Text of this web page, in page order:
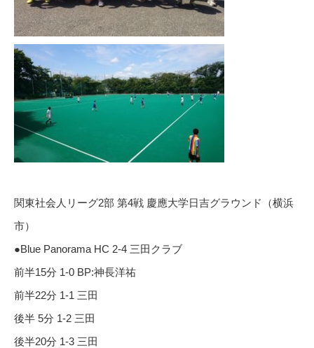
関東社会人リーグ2部 第4戦 慶應大学日吉グラウンド（横浜
市）
●Blue Panorama HC 2-4 三田クラブ
前半15分 1-0 BP:神長洋祐
前半22分 1-1 三田
後半 5分 1-2 三田
後半20分 1-3 三田